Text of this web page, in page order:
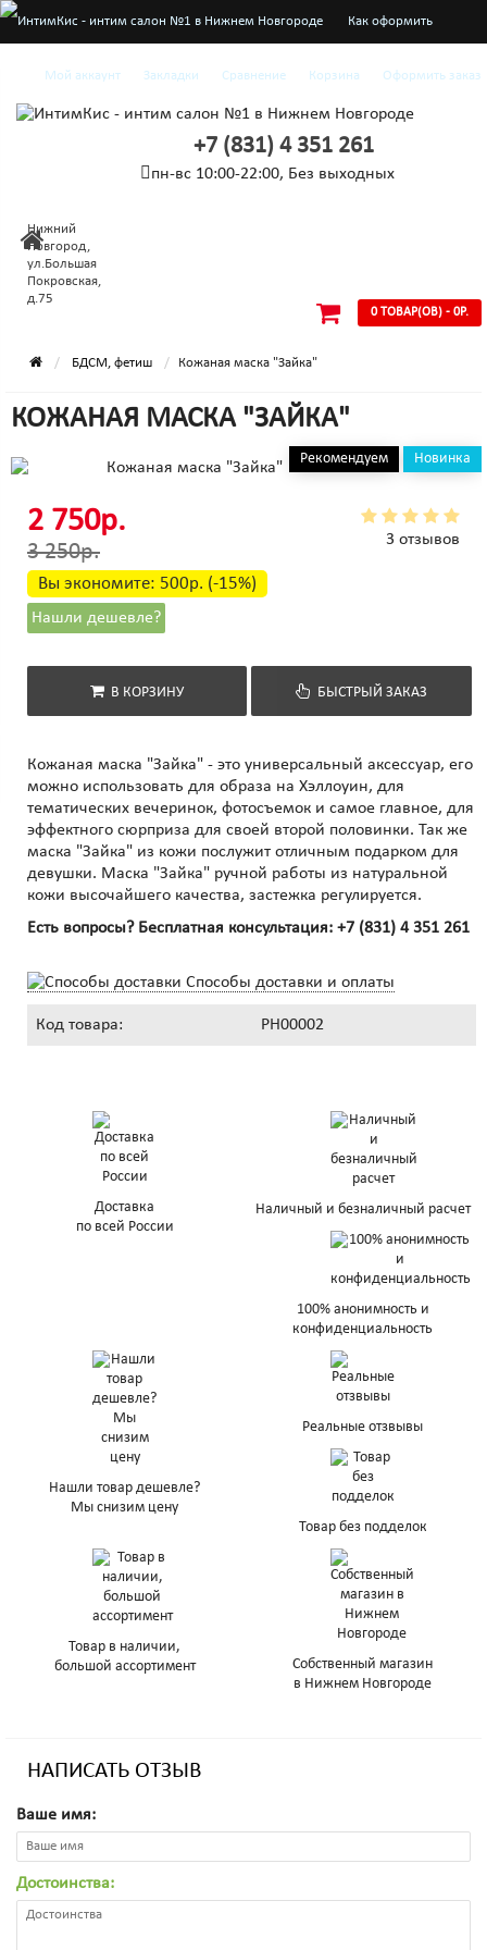
Как оформить
О нас
Доставка и оплата
Мой аккаунт Закладки Сравнение Корзина Оформить заказ
+7 (831) 4 351 261
пн-вс 10:00-22:00, Без выходных
Нижний
Новгород,
ул.Большая
Покровская,
д.75
0 ТОВАР(ОВ) - 0Р.
БДСМ, фетиш Кожаная маска "Зайка"
КОЖАНАЯ МАСКА "ЗАЙКА"
Рекомендуем Новинка
3 отзывов
2 750р.
3 250р.
Вы экономите: 500р. (-15%)
Нашли дешевле?
В КОРЗИНУ БЫСТРЫЙ ЗАКАЗ
Кожаная маска "Зайка" - это универсальный аксессуар, его
можно использовать для образа на Хэллоуин, для
тематических вечеринок, фотосъемок и самое главное, для
эффектного сюрприза для своей второй половинки. Так же
маска "Зайка" из кожи послужит отличным подарком для
девушки. Маска "Зайка" ручной работы из натуральной
кожи высочайшего качества, застежка регулируется.
Есть вопросы? Бесплатная консультация: +7 (831) 4 351 261
Способы доставки и оплаты
Код товара: PH00002
Доставка
по всей России
Наличный и безналичный расчет
100% анонимность и
конфиденциальность
Нашли товар дешевле?
Мы снизим цену
Реальные отзвывы
Товар без подделок
Товар в наличии,
большой ассортимент
Собственный магазин
в Нижнем Новгороде
НАПИСАТЬ ОТЗЫВ
Ваше имя:
Достоинства: